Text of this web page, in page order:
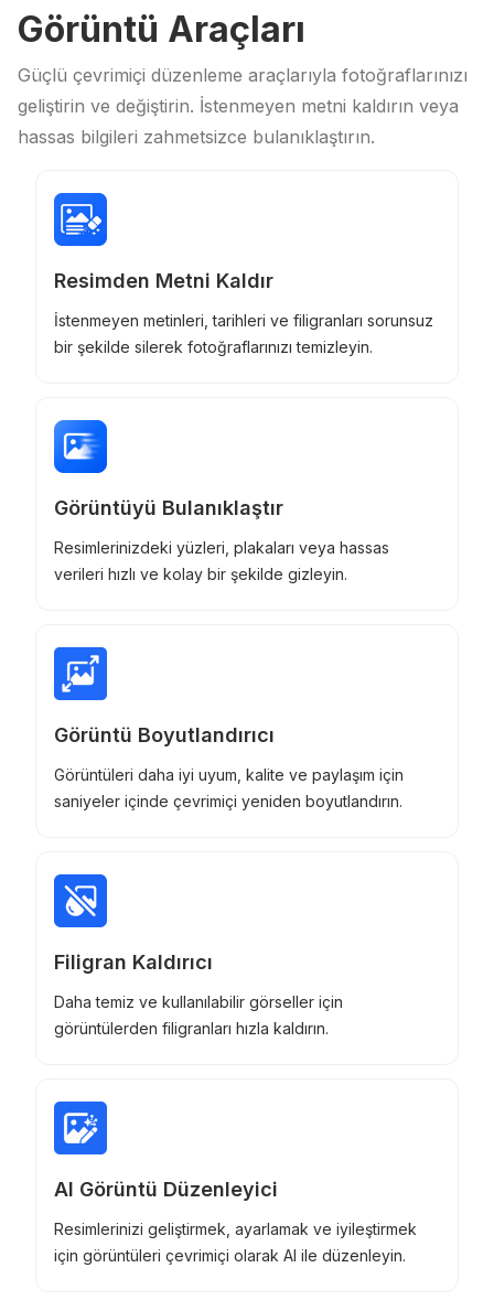
Görüntü Araçları
Güçlü çevrimiçi düzenleme araçlarıyla fotoğraflarınızı
geliştirin ve değiştirin. İstenmeyen metni kaldırın veya
hassas bilgileri zahmetsizce bulanıklaştırın.
Resimden Metni Kaldır
İstenmeyen metinleri, tarihleri ​​ve filigranları sorunsuz
bir şekilde silerek fotoğraflarınızı temizleyin.
Görüntüyü Bulanıklaştır
Resimlerinizdeki yüzleri, plakaları veya hassas
verileri hızlı ve kolay bir şekilde gizleyin.
Görüntü Boyutlandırıcı
Görüntüleri daha iyi uyum, kalite ve paylaşım için
saniyeler içinde çevrimiçi yeniden boyutlandırın.
Filigran Kaldırıcı
Daha temiz ve kullanılabilir görseller için
görüntülerden filigranları hızla kaldırın.
AI Görüntü Düzenleyici
Resimlerinizi geliştirmek, ayarlamak ve iyileştirmek
için görüntüleri çevrimiçi olarak AI ile düzenleyin.